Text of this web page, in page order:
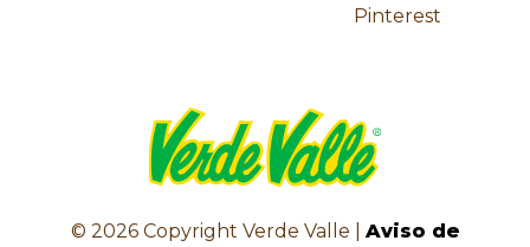
Pinterest
© 2026Copyright Verde Valle | Aviso de